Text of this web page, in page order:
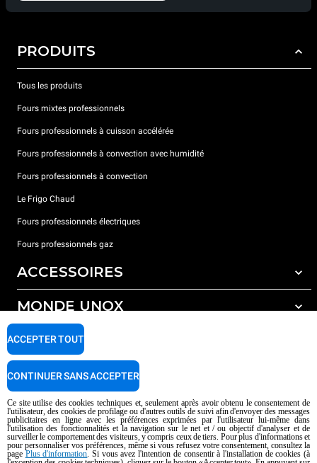
PRODUITS
Tous les produits
Fours mixtes professionnels
Fours professionnels à cuisson accélérée
Fours professionnels à convection avec humidité
Fours professionnels à convection
Le Frigo Chaud
Fours professionnels électriques
Fours professionnels gaz
ACCESSOIRES
Tous les accessoires
Détergents pour lavage automatique
Détergents pour lavage manuel
Traitement de l'eau avec filtres à résine
MONDE UNOX
Nos bureaux dans le monde
SUPPORT
Garantie Unox
Trouver les Centres SAV
Droits d'auteurt 2026 UNOX SpA Tous droits réservés. Reg.Papova n °
AI Content Disclaimer Privacy policy Cookie policy
Ce site utilise des cookies techniques et, seulement après avoir obtenu le consentement de
l'utilisateur, des cookies de profilage ou d'autres outils de suivi afin d'envoyer des messages
publicitaires en ligne avec les préférences exprimées par l'utilisateur lui-même dans
l'utilisation des fonctionnalités et la navigation sur le net et / ou objectif d'analyser et de
surveiller le comportement des visiteurs, y compris ceux de tiers. Pour plus d'informations et
pour personnaliser vos préférences, même si vous refusez votre consentement, consultez la
page Plus d'information. Si vous avez l'intention de consentir à l'installation de cookies (à
ACCEPTER TOUT
CONTINUER SANS ACCEPTER